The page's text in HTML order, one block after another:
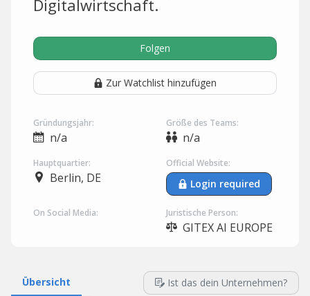
Digitalwirtschaft.
Folgen
Zur Watchlist hinzufügen
Gründungsjahr:
n/a
Größe des Teams:
n/a
Hauptquartier:
Berlin, DE
Official Website:
Login required
On Social Media: Juristische Person:
GITEX AI EUROPE
Übersicht Ist das dein Unternehmen?